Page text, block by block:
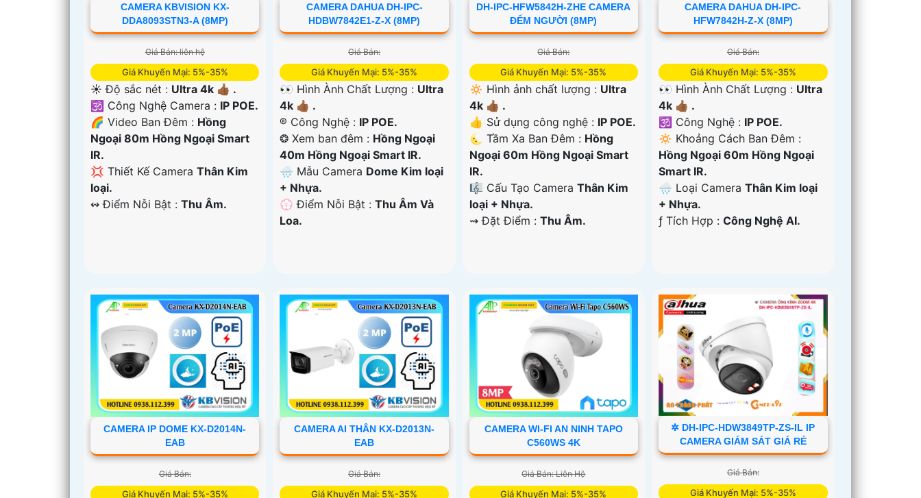
CAMERA KBVISION KX-
DDA8093STN3-A (8MP)
Giá Bán: liên hệ
Giá Khuyến Mại: 5%-35%
☀️ Độ sắc nét : Ultra 4k 👍🏾 .
🕉️ Công Nghệ Camera : IP POE.
🌈 Video Ban Đêm : Hồng
Ngoại 80m Hồng Ngoại Smart
IR.
💢 Thiết Kế Camera Thân Kim
loại.
️↭ Điểm Nỗi Bật : Thu Âm.
CAMERA DAHUA DH-IPC-
HDBW7842E1-Z-X (8MP)
Giá Bán:
Giá Khuyến Mại: 5%-35%
👀 Hình Ành Chất Lượng : Ultra
4k 👍🏾 .
®️ Công Nghệ : IP POE.
❂ Xem ban đêm : Hồng Ngoại
40m Hồng Ngoại Smart IR.
🌧️ Mẫu Camera Dome Kim loại
+ Nhựa.
️💮 Điểm Nỗi Bật :Thu Âm Và
Loa.
DH-IPC-HFW5842H-ZHE CAMERA
ĐẾM NGƯỜI (8MP)
Giá Bán:
Giá Khuyến Mại: 5%-35%
🔅 Hình ảnh chất lượng : Ultra
4k 👍🏾 .
👍 Sử dụng công nghệ : IP POE.
🌜 Tầm Xa Ban Đêm : Hồng
Ngoại 60m Hồng Ngoại Smart
IR.
🎼️ Cấu Tạo Camera Thân Kim
loại + Nhựa.
️⇝ Đặt Điểm : Thu Âm.
CAMERA DAHUA DH-IPC-
HFW7842H-Z-X (8MP)
Giá Bán:
Giá Khuyến Mại: 5%-35%
👀 Hình Ành Chất Lượng : Ultra
4k 👍🏾 .
🕉️ Công Nghệ : IP POE.
🔅 Khoảng Cách Ban Đêm :
Hồng Ngoại 60m Hồng Ngoại
Smart IR.
🌧️ Loại CameraThân Kim loại
+ Nhựa.
️ƒ Tích Hợp :Công Nghệ AI.
CAMERA IP DOME KX-D2014N-
EAB
Giá Bán:
Giá Khuyến Mại: 5%-35%
CAMERA AI THÂN KX-D2013N-
EAB
Giá Bán:
Giá Khuyến Mại: 5%-35%
CAMERA WI-FI AN NINH TAPO
C560WS 4K
Giá Bán: Liên Hệ
Giá Khuyến Mại: 5%-35%
✲ DH-IPC-HDW3849TP-ZS-IL IP
CAMERA GIÁM SÁT GIÁ RẺ
Giá Bán:
Giá Khuyến Mại: 5%-35%